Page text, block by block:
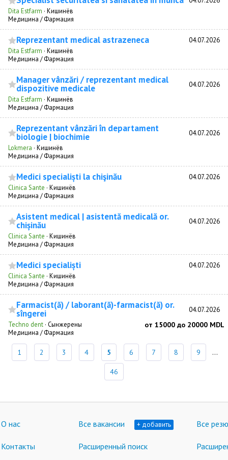
Dita Estfarm · Кишинёв
Медицина / Фармация
Reprezentant medical astrazeneca 04.07.2026
Dita Estfarm · Кишинёв
Медицина / Фармация
Manager vânzări / reprezentant medical
dispozitive medicale 04.07.2026
Dita Estfarm · Кишинёв
Медицина / Фармация
Reprezentant vânzări în departament
biologie | biochimie 04.07.2026
Lokmera · Кишинёв
Медицина / Фармация
Medici specialiști la chişinău 04.07.2026
Clinica Sante · Кишинёв
Медицина / Фармация
Asistent medical | asistentă medicală or.
chișinău 04.07.2026
Clinica Sante · Кишинёв
Медицина / Фармация
Medici specialiști 04.07.2026
Clinica Sante · Кишинёв
Медицина / Фармация
Farmacist(ă) / laborant(ă)-farmacist(ă) or.
sîngerei 04.07.2026
Techno dent · Сынжерены от 15000 до 20000 MDL
Медицина / Фармация
1 2 3 4 5 6 7 8 9 ...
46
О нас Все вакансии + добавить Все
Контакты Расширенный поиск